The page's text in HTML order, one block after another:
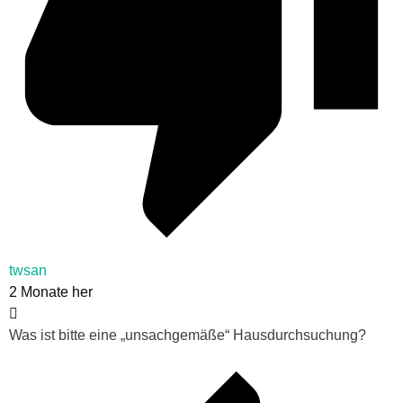
twsan
2 Monate her
Was ist bitte eine „unsachgemäße“ Hausdurchsuchung?